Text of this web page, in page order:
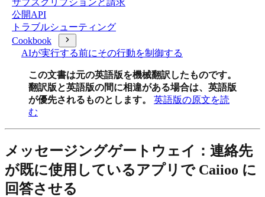
サブスクリプションと請求
公開API
トラブルシューティング
Cookbook
AIが実行する前にその行動を制御する
この文書は元の英語版を機械翻訳したものです。
翻訳版と英語版の間に相違がある場合は、英語版
が優先されるものとします。
英語版の原文を読
む
メッセージングゲートウェイ：連絡先
が既に使用しているアプリで Caiioo に
回答させる